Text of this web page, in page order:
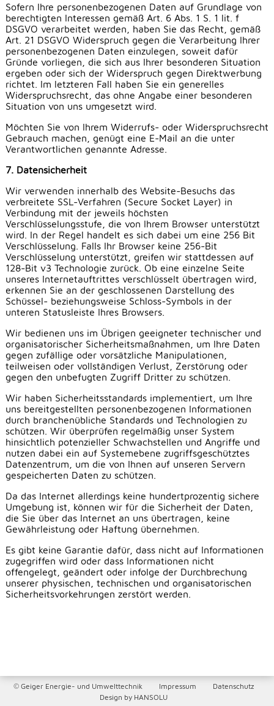
Sofern Ihre personenbezogenen Daten auf Grundlage von
berechtigten Interessen gemäß Art. 6 Abs. 1 S. 1 lit. f
DSGVO verarbeitet werden, haben Sie das Recht, gemäß
Art. 21 DSGVO Widerspruch gegen die Verarbeitung Ihrer
personenbezogenen Daten einzulegen, soweit dafür
Gründe vorliegen, die sich aus Ihrer besonderen Situation
ergeben oder sich der Widerspruch gegen Direktwerbung
richtet. Im letzteren Fall haben Sie ein generelles
Widerspruchsrecht, das ohne Angabe einer besonderen
Situation von uns umgesetzt wird.
Möchten Sie von Ihrem Widerrufs- oder Widerspruchsrecht
Gebrauch machen, genügt eine E-Mail an die unter
Verantwortlichen genannte Adresse.
7. Datensicherheit
Wir verwenden innerhalb des Website-Besuchs das
verbreitete SSL-Verfahren (Secure Socket Layer) in
Verbindung mit der jeweils höchsten
Verschlüsselungsstufe, die von Ihrem Browser unterstützt
wird. In der Regel handelt es sich dabei um eine 256 Bit
Verschlüsselung. Falls Ihr Browser keine 256-Bit
Verschlüsselung unterstützt, greifen wir stattdessen auf
128-Bit v3 Technologie zurück. Ob eine einzelne Seite
unseres Internetauftrittes verschlüsselt übertragen wird,
erkennen Sie an der geschlossenen Darstellung des
Schüssel- beziehungsweise Schloss-Symbols in der
unteren Statusleiste Ihres Browsers.
Wir bedienen uns im Übrigen geeigneter technischer und
organisatorischer Sicherheitsmaßnahmen, um Ihre Daten
gegen zufällige oder vorsätzliche Manipulationen,
teilweisen oder vollständigen Verlust, Zerstörung oder
gegen den unbefugten Zugriff Dritter zu schützen.
Wir haben Sicherheitsstandards implementiert, um Ihre
uns bereitgestellten personenbezogenen Informationen
durch branchenübliche Standards und Technologien zu
schützen. Wir überprüfen regelmäßig unser System
hinsichtlich potenzieller Schwachstellen und Angriffe und
nutzen dabei ein auf Systemebene zugriffsgeschütztes
Datenzentrum, um die von Ihnen auf unseren Servern
gespeicherten Daten zu schützen.
Da das Internet allerdings keine hundertprozentig sichere
Umgebung ist, können wir für die Sicherheit der Daten,
die Sie über das Internet an uns übertragen, keine
Gewährleistung oder Haftung übernehmen.
Es gibt keine Garantie dafür, dass nicht auf Informationen
zugegriffen wird oder dass Informationen nicht
offengelegt, geändert oder infolge der Durchbrechung
unserer physischen, technischen und organisatorischen
Sicherheitsvorkehrungen zerstört werden.
© Geiger Energie- und Umwelttechnik Impressum
Datenschutz
Design by HANSOLU